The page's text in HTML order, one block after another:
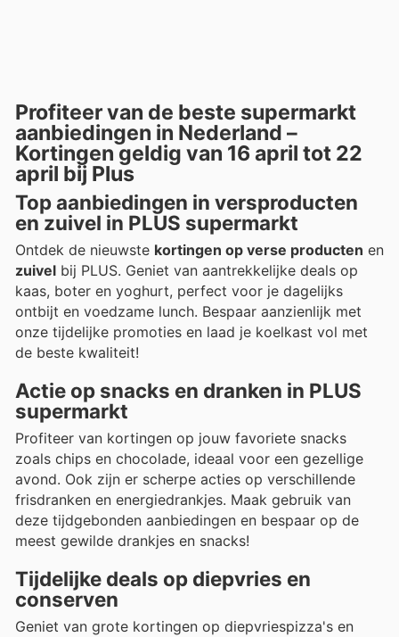
Profiteer van de beste supermarkt
aanbiedingen in Nederland –
Kortingen geldig van 16 april tot 22
april bij Plus
Top aanbiedingen in versproducten
en zuivel in PLUS supermarkt
Ontdek de nieuwste kortingen op verse producten en
zuivel bij PLUS. Geniet van aantrekkelijke deals op
kaas, boter en yoghurt, perfect voor je dagelijks
ontbijt en voedzame lunch. Bespaar aanzienlijk met
onze tijdelijke promoties en laad je koelkast vol met
de beste kwaliteit!
Actie op snacks en dranken in PLUS
supermarkt
Profiteer van kortingen op jouw favoriete snacks
zoals chips en chocolade, ideaal voor een gezellige
avond. Ook zijn er scherpe acties op verschillende
frisdranken en energiedrankjes. Maak gebruik van
deze tijdgebonden aanbiedingen en bespaar op de
meest gewilde drankjes en snacks!
Tijdelijke deals op diepvries en
conserven
Geniet van grote kortingen op diepvriespizza's en